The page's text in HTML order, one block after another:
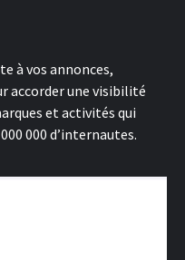
à vos annonces,
accorder une visibilité
et activités qui
000 d’internautes.